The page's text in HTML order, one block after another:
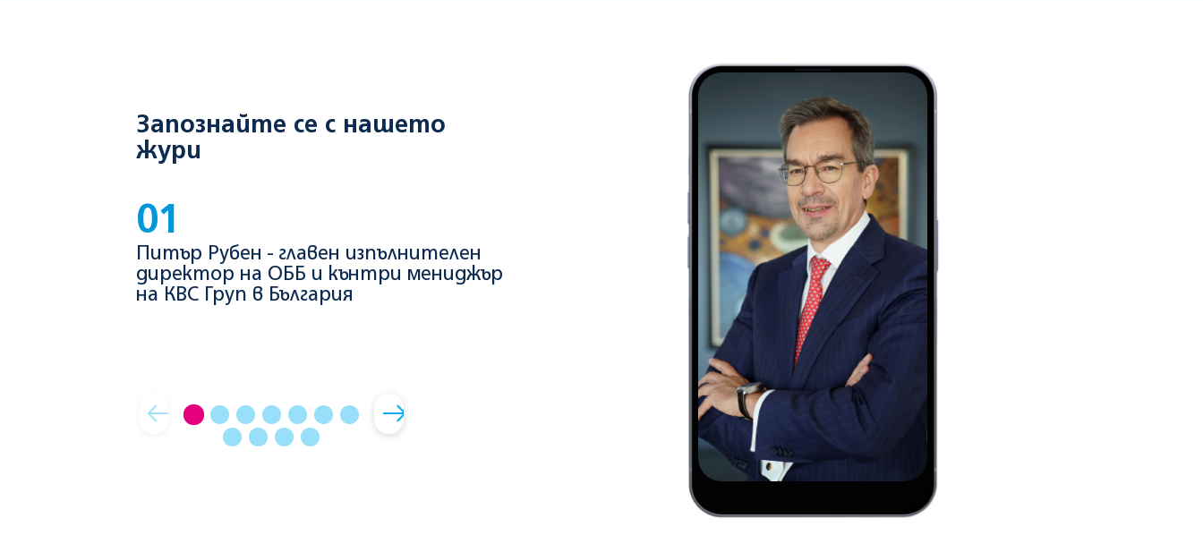
Запознайте се с нашето
жури
01
Питър Рубен - главен изпълнителен
директор на ОББ и кънтри мениджър
на КВС Груп в България
Десислава Симеонова - изпълнителен
директор "МСП Банкиране" на ОББ